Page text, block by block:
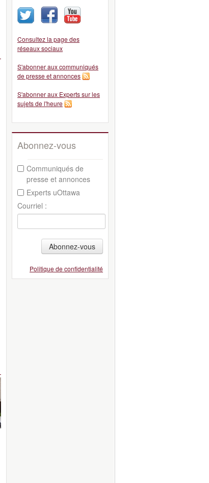
Consultez la page des
réseaux sociaux
S'abonner aux communiqués
de presse et annonces
S'abonner aux Experts sur les
sujets de l'heure
Abonnez-vous
Communiqués de
presse et annonces
Experts uOttawa
Courriel :
Abonnez-vous
Politique de confidentialité